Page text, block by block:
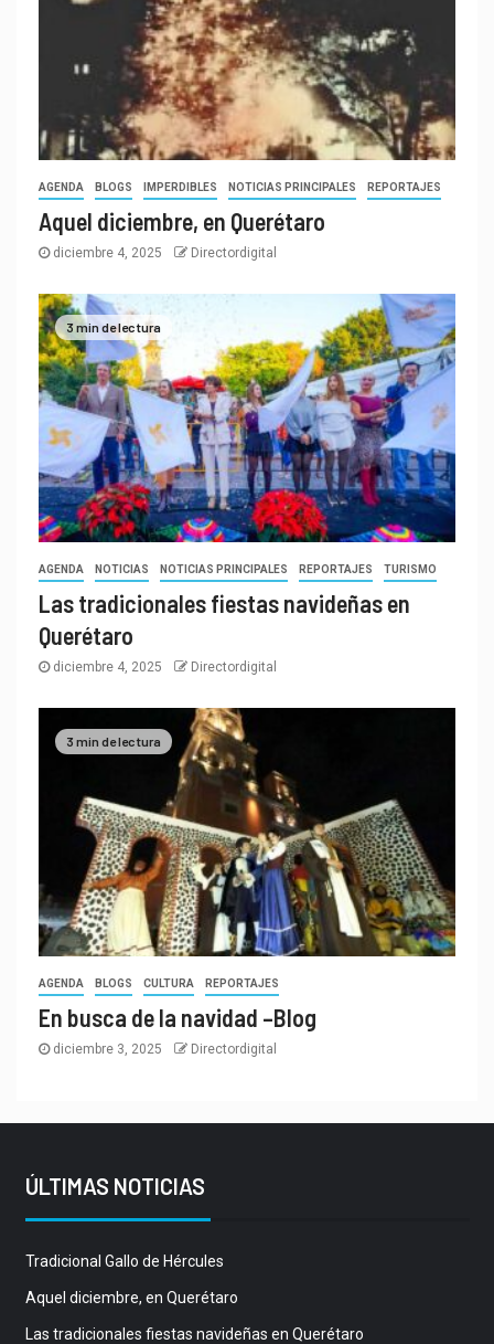
AGENDA BLOGS IMPERDIBLES NOTICIAS PRINCIPALES REPORTAJES
Aquel diciembre, en Querétaro
diciembre 4, 2025 Directordigital
3 min de lectura
AGENDA NOTICIAS NOTICIAS PRINCIPALES REPORTAJES TURISMO
Las tradicionales fiestas navideñas en
Querétaro
diciembre 4, 2025 Directordigital
3 min de lectura
AGENDA BLOGS CULTURA REPORTAJES
En busca de la navidad –Blog
diciembre 3, 2025 Directordigital
ÚLTIMAS NOTICIAS
Tradicional Gallo de Hércules
Aquel diciembre, en Querétaro
Las tradicionales fiestas navideñas en Querétaro